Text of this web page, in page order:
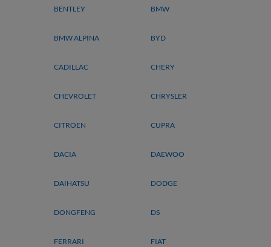
BENTLEY BMW
BMW ALPINA BYD
CADILLAC CHERY
CHEVROLET CHRYSLER
CITROEN CUPRA
DACIA DAEWOO
DAIHATSU DODGE
DONGFENG DS
FERRARI FIAT